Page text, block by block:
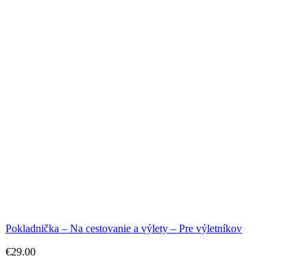
Pokladnička – Na cestovanie a výlety – Pre výletníkov
€29.00